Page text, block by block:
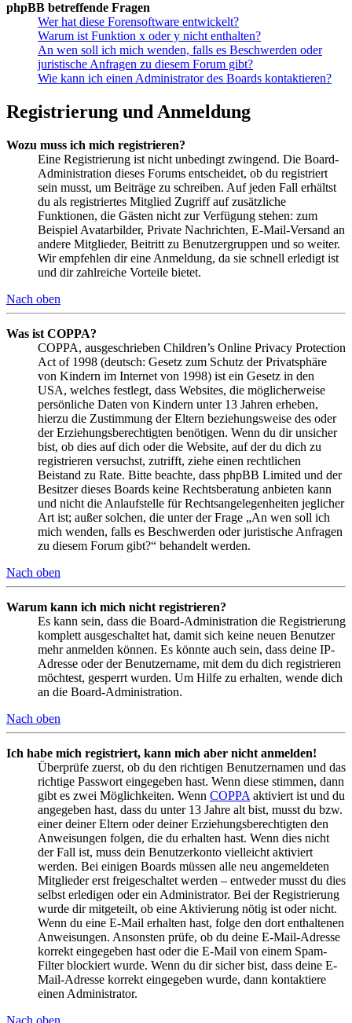
phpBB betreffende Fragen
Wer hat diese Forensoftware entwickelt?
Warum ist Funktion x oder y nicht enthalten?
An wen soll ich mich wenden, falls es Beschwerden oder
juristische Anfragen zu diesem Forum gibt?
Wie kann ich einen Administrator des Boards kontaktieren?
Registrierung und Anmeldung
Wozu muss ich mich registrieren?
Eine Registrierung ist nicht unbedingt zwingend. Die Board-
Administration dieses Forums entscheidet, ob du registriert
sein musst, um Beiträge zu schreiben. Auf jeden Fall erhältst
du als registriertes Mitglied Zugriff auf zusätzliche
Funktionen, die Gästen nicht zur Verfügung stehen: zum
Beispiel Avatarbilder, Private Nachrichten, E-Mail-Versand an
andere Mitglieder, Beitritt zu Benutzergruppen und so weiter.
Wir empfehlen dir eine Anmeldung, da sie schnell erledigt ist
und dir zahlreiche Vorteile bietet.
Nach oben
Was ist COPPA?
COPPA, ausgeschrieben Children’s Online Privacy Protection
Act of 1998 (deutsch: Gesetz zum Schutz der Privatsphäre
von Kindern im Internet von 1998) ist ein Gesetz in den
USA, welches festlegt, dass Websites, die möglicherweise
persönliche Daten von Kindern unter 13 Jahren erheben,
hierzu die Zustimmung der Eltern beziehungsweise des oder
der Erziehungsberechtigten benötigen. Wenn du dir unsicher
bist, ob dies auf dich oder die Website, auf der du dich zu
registrieren versuchst, zutrifft, ziehe einen rechtlichen
Beistand zu Rate. Bitte beachte, dass phpBB Limited und der
Besitzer dieses Boards keine Rechtsberatung anbieten kann
und nicht die Anlaufstelle für Rechtsangelegenheiten jeglicher
Art ist; außer solchen, die unter der Frage „An wen soll ich
mich wenden, falls es Beschwerden oder juristische Anfragen
zu diesem Forum gibt?“ behandelt werden.
Nach oben
Warum kann ich mich nicht registrieren?
Es kann sein, dass die Board-Administration die Registrierung
komplett ausgeschaltet hat, damit sich keine neuen Benutzer
mehr anmelden können. Es könnte auch sein, dass deine IP-
Adresse oder der Benutzername, mit dem du dich registrieren
möchtest, gesperrt wurden. Um Hilfe zu erhalten, wende dich
an die Board-Administration.
Nach oben
Ich habe mich registriert, kann mich aber nicht anmelden!
Überprüfe zuerst, ob du den richtigen Benutzernamen und das
richtige Passwort eingegeben hast. Wenn diese stimmen, dann
gibt es zwei Möglichkeiten. Wenn COPPA aktiviert ist und du
angegeben hast, dass du unter 13 Jahre alt bist, musst du bzw.
einer deiner Eltern oder deiner Erziehungsberechtigten den
Anweisungen folgen, die du erhalten hast. Wenn dies nicht
der Fall ist, muss dein Benutzerkonto vielleicht aktiviert
werden. Bei einigen Boards müssen alle neu angemeldeten
Mitglieder erst freigeschaltet werden – entweder musst du dies
selbst erledigen oder ein Administrator. Bei der Registrierung
wurde dir mitgeteilt, ob eine Aktivierung nötig ist oder nicht.
Wenn du eine E-Mail erhalten hast, folge den dort enthaltenen
Anweisungen. Ansonsten prüfe, ob du deine E-Mail-Adresse
korrekt eingegeben hast oder die E-Mail von einem Spam-
Filter blockiert wurde. Wenn du dir sicher bist, dass deine E-
Mail-Adresse korrekt eingegeben wurde, dann kontaktiere
einen Administrator.
Nach oben